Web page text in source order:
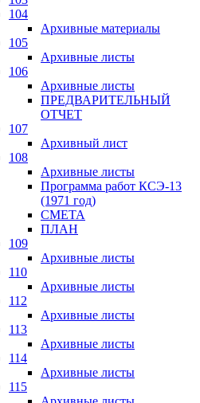
104
Архивные материалы
105
Архивные листы
106
Архивные листы
ПРЕДВАРИТЕЛЬНЫЙ
ОТЧЕТ
107
Архивный лист
108
Архивные листы
Программа работ КСЭ-13
(1971 год)
СМЕTA
ПЛАН
109
Архивные листы
110
Архивные листы
112
Архивные листы
113
Архивные листы
114
Архивные листы
115